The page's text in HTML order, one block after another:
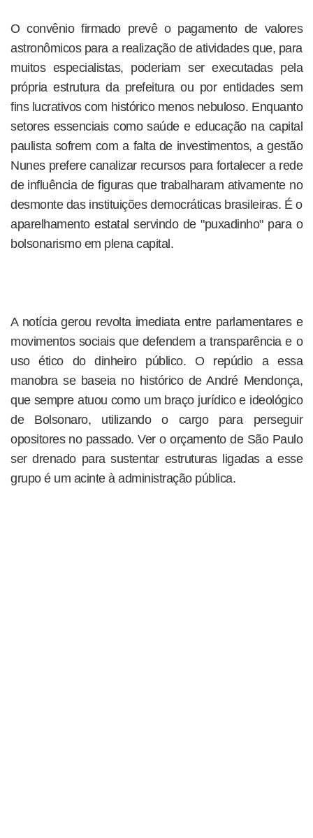
O convênio firmado prevê o pagamento de valores
astronômicos para a realização de atividades que, para
muitos especialistas, poderiam ser executadas pela
própria estrutura da prefeitura ou por entidades sem
fins lucrativos com histórico menos nebuloso. Enquanto
setores essenciais como saúde e educação na capital
paulista sofrem com a falta de investimentos, a gestão
Nunes prefere canalizar recursos para fortalecer a rede
de influência de figuras que trabalharam ativamente no
desmonte das instituições democráticas brasileiras. É o
aparelhamento estatal servindo de "puxadinho" para o
bolsonarismo em plena capital.
A notícia gerou revolta imediata entre parlamentares e
movimentos sociais que defendem a transparência e o
uso ético do dinheiro público. O repúdio a essa
manobra se baseia no histórico de André Mendonça,
que sempre atuou como um braço jurídico e ideológico
de Bolsonaro, utilizando o cargo para perseguir
opositores no passado. Ver o orçamento de São Paulo
ser drenado para sustentar estruturas ligadas a esse
grupo é um acinte à administração pública.